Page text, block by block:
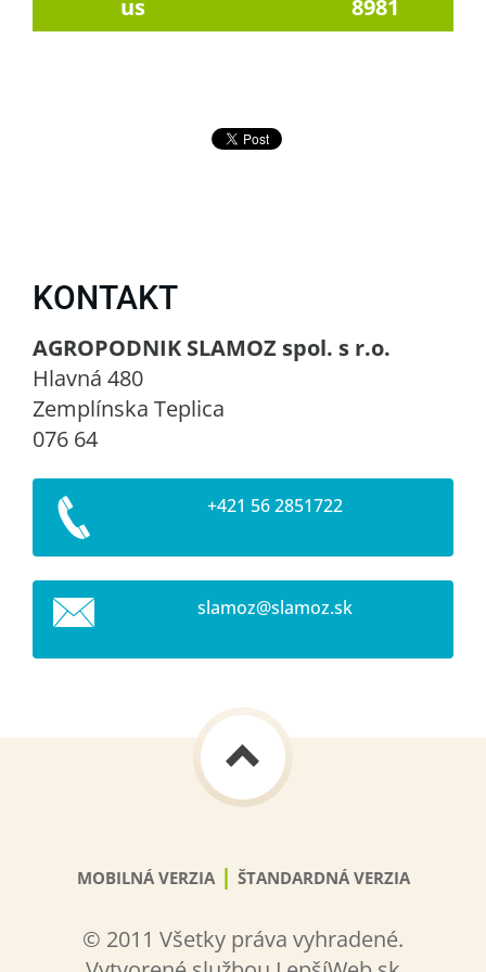
us
8981
KONTAKT
AGROPODNIK SLAMOZ spol. s r.o.
Hlavná 480
Zemplínska Teplica
076 64
+421 56 2851722
slamoz@slamoz.sk
MOBILNÁ VERZIA | ŠTANDARDNÁ VERZIA
© 2011 Všetky práva vyhradené.